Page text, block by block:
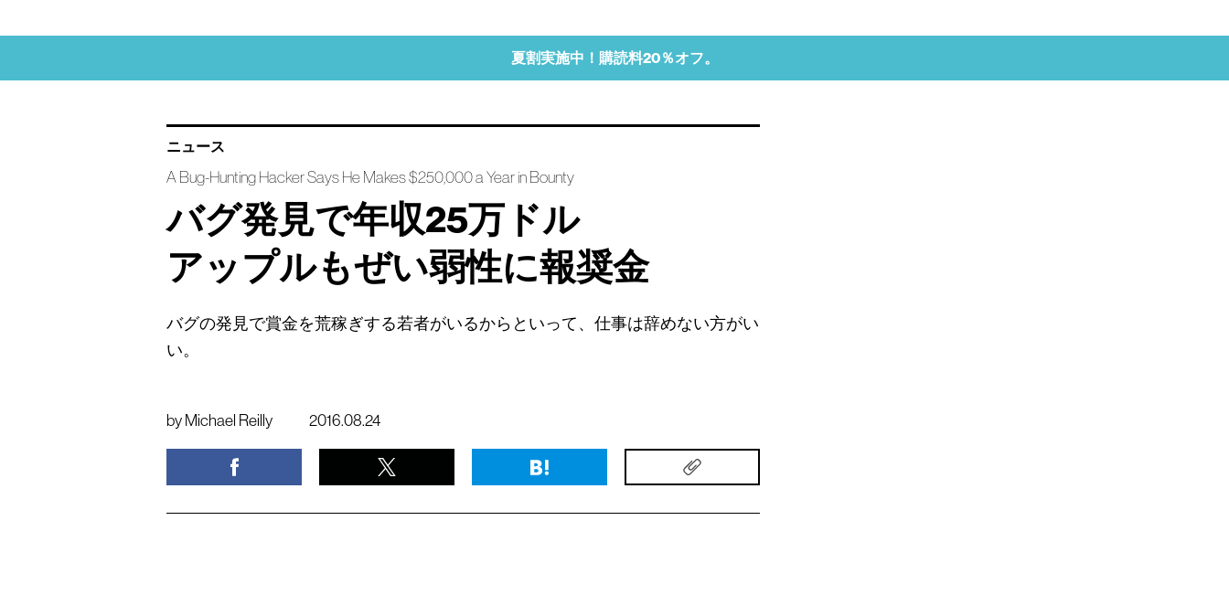
夏割実施中！購読料20％オフ。
ニュース
A Bug-Hunting Hacker Says He Makes $250,000 a Year in Bounty
バグ発見で年収25万ドル
アップルもぜい弱性に報奨金
バグの発見で賞金を荒稼ぎする若者がいるからといって、仕事は辞めない方がい
い。
by Michael Reilly 2016.08.24